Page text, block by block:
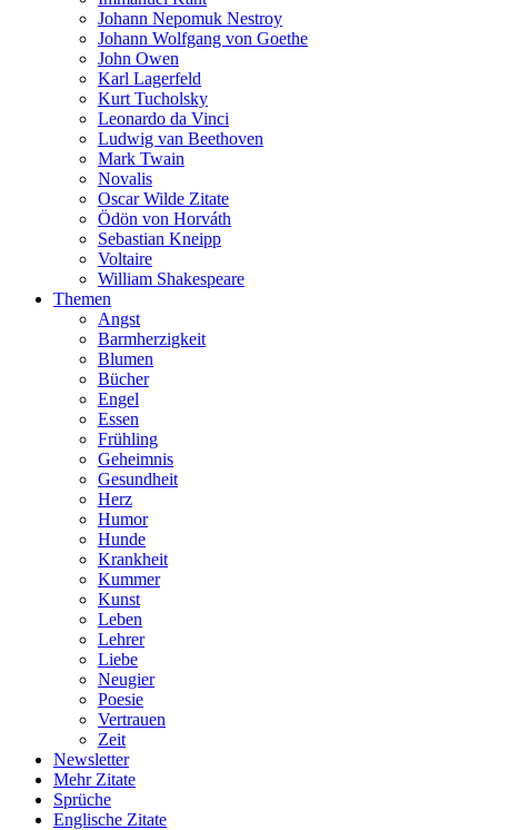
Johann Nepomuk Nestroy
Johann Wolfgang von Goethe
John Owen
Karl Lagerfeld
Kurt Tucholsky
Leonardo da Vinci
Ludwig van Beethoven
Mark Twain
Novalis
Oscar Wilde Zitate
Ödön von Horváth
Sebastian Kneipp
Voltaire
William Shakespeare
Themen
Angst
Barmherzigkeit
Blumen
Bücher
Engel
Essen
Frühling
Geheimnis
Gesundheit
Herz
Humor
Hunde
Krankheit
Kummer
Kunst
Leben
Lehrer
Liebe
Neugier
Poesie
Vertrauen
Zeit
Newsletter
Mehr Zitate
Sprüche
Englische Zitate